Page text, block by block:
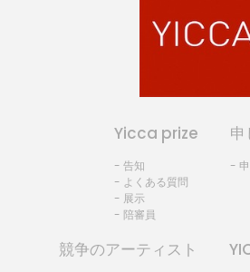
Yicca prize
- 告知
- よくある質問
- 展示
- 陪審員
申
-
競争のアーティスト